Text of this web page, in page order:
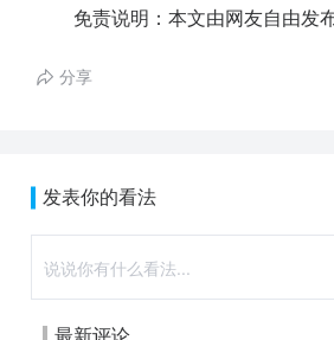
免责说明：本文由网友自由发
分享
发表你的看法
最新评论